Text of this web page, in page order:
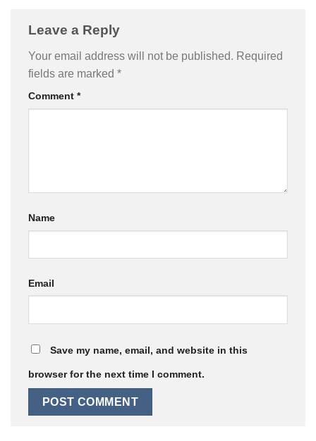
Leave a Reply
Your email address will not be published. Required
fields are marked *
Comment *
Name
Email
Save my name, email, and website in this
browser for the next time I comment.